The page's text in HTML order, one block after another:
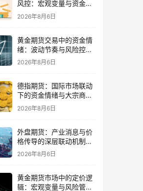
风控：宏观变量与资金情
绪再平衡
2026年8月6日
黄金期货交易中的资金情
绪：波动节奏与风险控制
的平衡
2026年8月6日
德指期货：国际市场联动
下的资金情绪与大宗商品
传导
2026年8月6日
外盘期货：产业消息与价
格传导的深层联动机制与
交易策略
2026年8月6日
黄金期货市场中的定价逻
辑：宏观变量与风险管理